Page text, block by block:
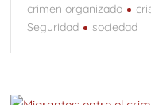
crimen organizado
Seguridad
sociedad